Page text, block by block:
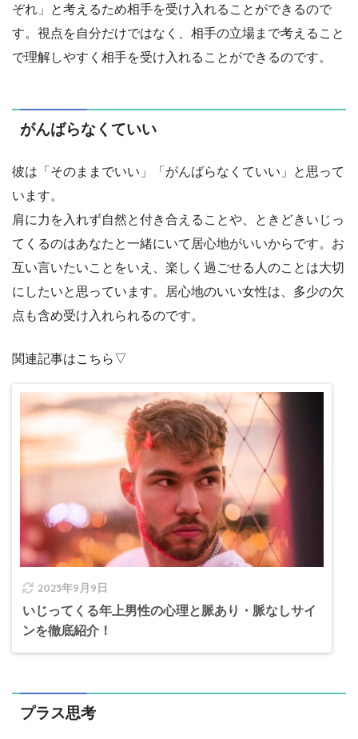
ぞれ」と考えるため相手を受け入れることができるので
す。視点を自分だけではなく、相手の立場まで考えること
で理解しやすく相手を受け入れることができるのです。
がんばらなくていい
彼は「そのままでいい」「がんばらなくていい」と思って
います。
肩に力を入れず自然と付き合えることや、ときどきいじっ
てくるのはあなたと一緒にいて居心地がいいからです。お
互い言いたいことをいえ、楽しく過ごせる人のことは大切
にしたいと思っています。居心地のいい女性は、多少の欠
点も含め受け入れられるのです。
関連記事はこちら▽
2023年9月9日
いじってくる年上男性の心理と脈あり・脈なしサイ
ンを徹底紹介！
プラス思考